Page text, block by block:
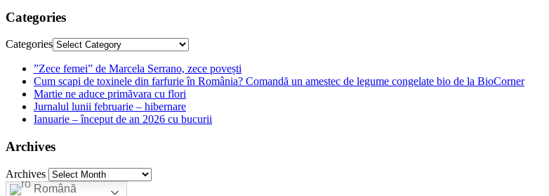
Categories
Categories
”Zece femei” de Marcela Serrano, zece povești
Cum scapi de toxinele din farfurie în România? Comandă un amestec de legume congelate bio de la BioCorner
Martie ne aduce primăvara cu flori
Jurnalul lunii februarie – hibernare
Ianuarie – început de an 2026 cu bucurii
Archives
Archives
Română